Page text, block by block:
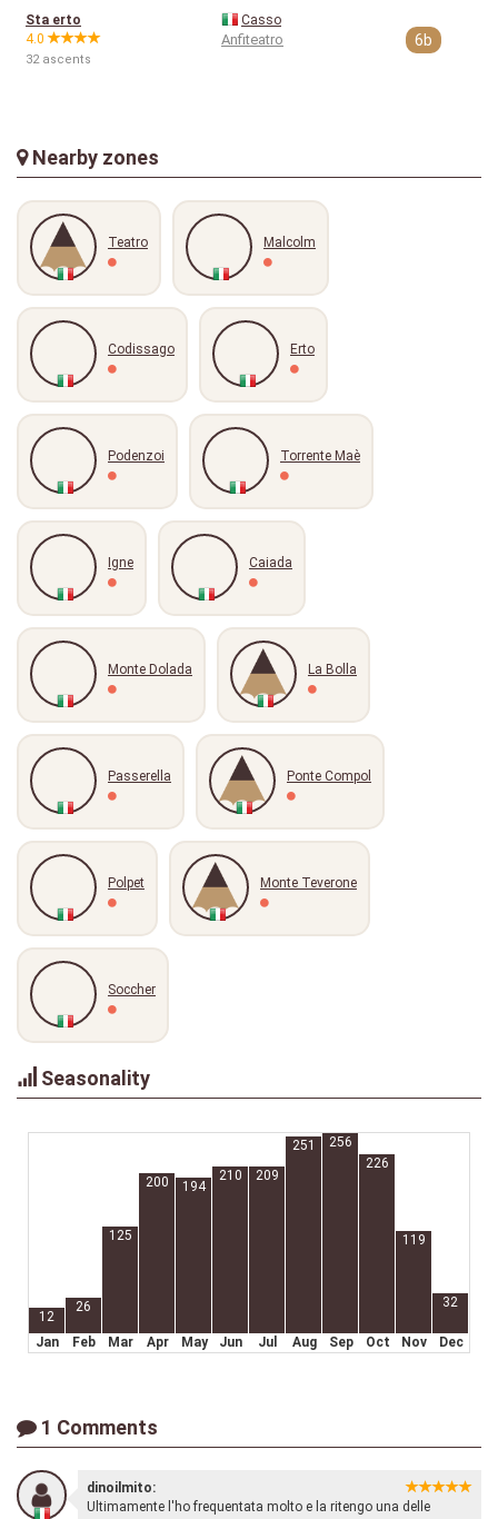
Sta erto
4.0
32 ascents
Casso
Anfiteatro 6b
Nearby zones
Teatro Malcolm
Codissago Erto
Podenzoi Torrente Maè
Igne Caiada
Monte Dolada La Bolla
Passerella Ponte Compol
Polpet Monte Teverone
Soccher
Seasonality
12
26
125
200 194
210 209
251
256
226
119
32
Jan Feb Mar Apr May Jun Jul Aug Sep Oct Nov Dec
1 Comments
dinoilmito:
Ultimamente l'ho frequentata molto e la ritengo una delle